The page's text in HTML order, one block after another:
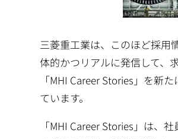
三菱重工業は、このほど採用
体的かつリアルに発信して、
「MHI Career Stories」を新
ています。
「MHI Career Stories」は、